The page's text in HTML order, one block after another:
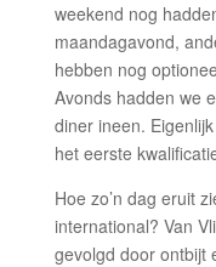
weekend nog
maandagavond,
hebben nog
Avonds hadden we
diner ineen.
het eerste
Hoe zo’n dag eruit
international? Van
gevolgd door ontbijt